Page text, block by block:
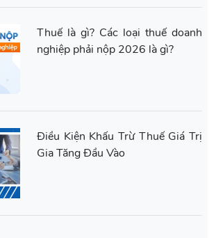
Thuế là gì? Các loại thuế doanh
nghiệp phải nộp 2026 là gì?
Điều Kiện Khấu Trừ Thuế Giá Trị
Gia Tăng Đầu Vào